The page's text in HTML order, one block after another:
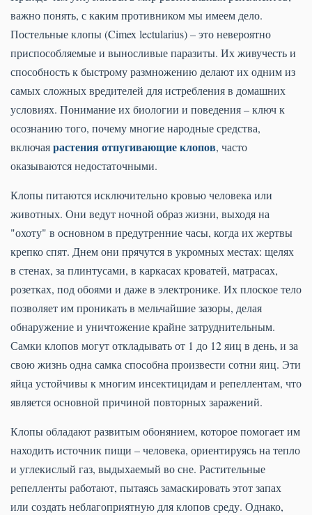
важно понять, с каким противником мы имеем дело.
Постельные клопы (Cimex lectularius) – это невероятно
приспособляемые и выносливые паразиты. Их живучесть и
способность к быстрому размножению делают их одним из
самых сложных вредителей для истребления в домашних
условиях. Понимание их биологии и поведения – ключ к
осознанию того, почему многие народные средства,
включаярастения отпугивающие клопов, часто
оказываются недостаточными.
Клопы питаются исключительно кровью человека или
животных. Они ведут ночной образ жизни, выходя на
"охоту" в основном в предутренние часы, когда их жертвы
крепко спят. Днем они прячутся в укромных местах: щелях
в стенах, за плинтусами, в каркасах кроватей, матрасах,
розетках, под обоями и даже в электронике. Их плоское тело
позволяет им проникать в мельчайшие зазоры, делая
обнаружение и уничтожение крайне затруднительным.
Самки клопов могут откладывать от 1 до 12 яиц в день, и за
свою жизнь одна самка способна произвести сотни яиц. Эти
яйца устойчивы к многим инсектицидам и репеллентам, что
является основной причиной повторных заражений.
Клопы обладают развитым обонянием, которое помогает им
находить источник пищи – человека, ориентируясь на тепло
и углекислый газ, выдыхаемый во сне. Растительные
репелленты работают, пытаясь замаскировать этот запах
или создать неблагоприятную для клопов среду. Однако,